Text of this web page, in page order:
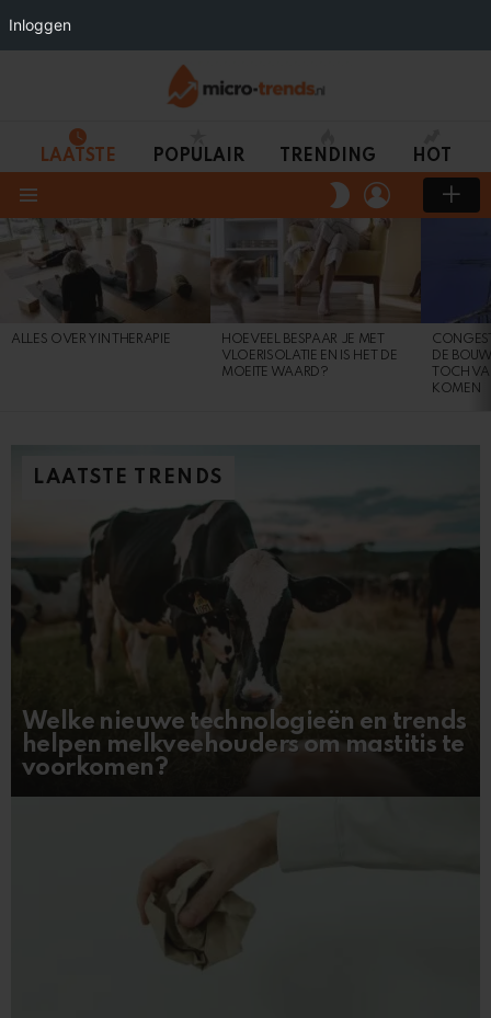
LAATSTE POPULAIR TRENDING HOT
SWITCH
SKIN
LAATSTE
TRENDS
ALLES OVER YIN THERAPIE
HOEVEEL BESPAAR JE MET
VLOERISOLATIE EN IS HET DE
MOEITE WAARD?
DE
TOCH
KOMEN
LAATSTE TRENDS
Welke nieuwe technologieën en trends
helpen melkveehouders om mastitis te
voorkomen?
Inloggen